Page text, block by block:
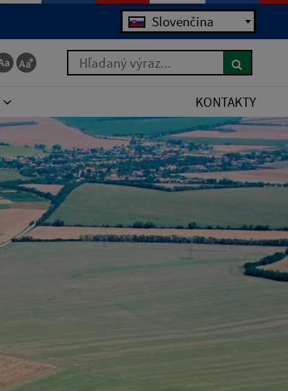
Slovenčina
Hľadaný výraz...
KONTAKTY